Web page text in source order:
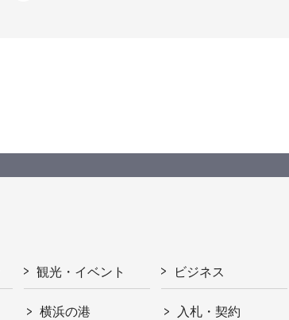
観光・イベント
横浜の港
ビジネス
入札・契約